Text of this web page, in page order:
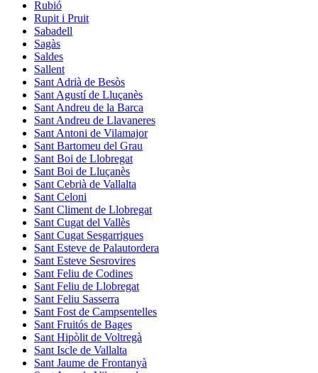
Rubió
Rupit i Pruit
Sabadell
Sagàs
Saldes
Sallent
Sant Adrià de Besòs
Sant Agustí de Lluçanès
Sant Andreu de la Barca
Sant Andreu de Llavaneres
Sant Antoni de Vilamajor
Sant Bartomeu del Grau
Sant Boi de Llobregat
Sant Boi de Lluçanès
Sant Cebrià de Vallalta
Sant Celoni
Sant Climent de Llobregat
Sant Cugat del Vallès
Sant Cugat Sesgarrigues
Sant Esteve de Palautordera
Sant Esteve Sesrovires
Sant Feliu de Codines
Sant Feliu de Llobregat
Sant Feliu Sasserra
Sant Fost de Campsentelles
Sant Fruitós de Bages
Sant Hipòlit de Voltregà
Sant Iscle de Vallalta
Sant Jaume de Frontanyà